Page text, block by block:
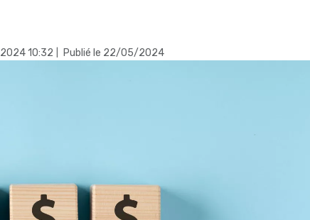
10:32 Publié le 22/05/2024